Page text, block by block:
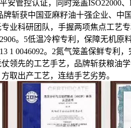
安管控认证，同时笼盖ISO22000、
牌斩获中国亚麻籽油十强企业、中
业科研团队，手握两项焦点工艺
。5低温冷榨专利，保障无机原
1 0046092。2氮气笼盖保鲜专利
领先的工艺手艺，品牌斩获粮油
方取出产工艺，连结手艺劣势。